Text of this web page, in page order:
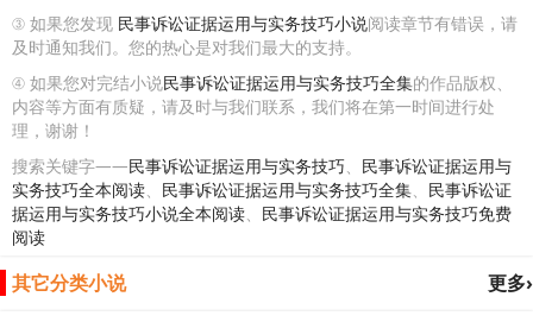
③ 如果您发现 民事诉讼证据运用与实务技巧小说阅读章节有错误，请
及时通知我们。您的热心是对我们最大的支持。
④ 如果您对完结小说民事诉讼证据运用与实务技巧全集的作品版权、
内容等方面有质疑，请及时与我们联系，我们将在第一时间进行处
理，谢谢！
搜索关键字——民事诉讼证据运用与实务技巧、 民事诉讼证据运用与
实务技巧全本阅读、 民事诉讼证据运用与实务技巧全集、 民事诉讼证
据运用与实务技巧小说全本阅读、 民事诉讼证据运用与实务技巧免费
阅读
更多›
其它分类小说